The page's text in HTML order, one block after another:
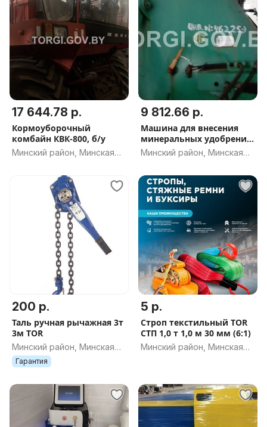
17 644.78 р.
Кормоуборочный
комбайн КВК-800, б/у
Минский район, Минская
9 812.66 р.
Машина для внесения
минеральных удобрений
АПЖ-12, б/у
Минский район, Минская
200 р.
Таль ручная рычажная 3т
3м TOR
Минский район, Минская
обл.
Гарантия
5 р.
Строп текстильный TOR
СТП 1,0 т 1,0 м 30 мм (6:1)
Минский район, Минская